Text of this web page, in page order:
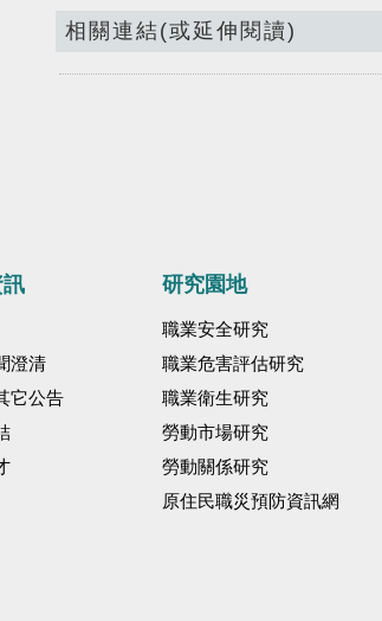
相關連結(或延伸閱讀)
澄清
它公告
研究園地
職業安全研究
職業危害評估研究
職業衛生研究
勞動市場研究
勞動關係研究
原住民職災預防資訊網